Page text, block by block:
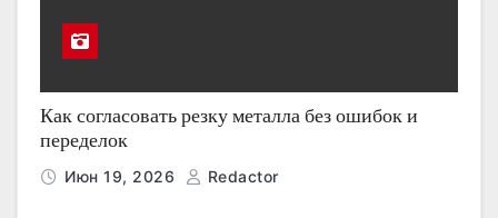
Как согласовать резку металла без ошибок и
переделок
Июн 19, 2026 Redactor